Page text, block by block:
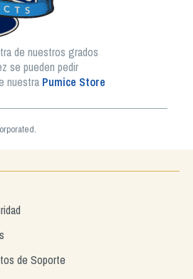
de nuestros grados
se pueden pedir
nuestra Pumice Store
de Soporte